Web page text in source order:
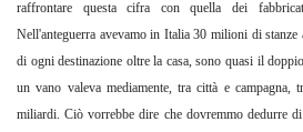
raffrontare questa cifra con quella dei
Nell'anteguerra avevamo in Italia 30 milioni di
di ogni destinazione oltre la casa, sono quasi il
un vano valeva mediamente, tra città e
miliardi. Ciò vorrebbe dire che dovremmo dedurre